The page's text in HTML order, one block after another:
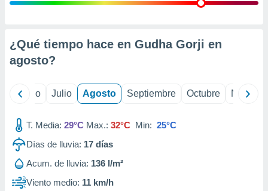
e
mediante
de
1199
¿Qué tiempo hace en Gudha Gorji en
agosto?
Junio Julio Agosto Septiembre Octubre
T. Media: 29°C Max.: 32°C Min: 25°C
Días de lluvia: 17 días
Acum. de lluvia: 136 l/m²
Viento medio: 11 km/h